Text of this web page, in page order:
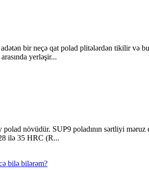
bir neçə qat polad plitələrdən tikilir və
yerləşir...
növüdür. SUP9 poladının sərtliyi
ilə 35 HRC (R...